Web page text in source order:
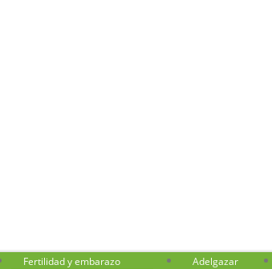
Fertilidad y embarazo
Adelgazar